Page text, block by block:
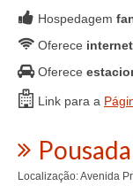
Hospedagem
Oferece
Oferece
Link para a
Localização: Avenida